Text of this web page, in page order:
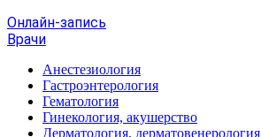
Онлайн-запись
Врачи
Анестезиология
Гастроэнтерология
Гематология
Гинекология, акушерство
Дерматология, дерматовенерология